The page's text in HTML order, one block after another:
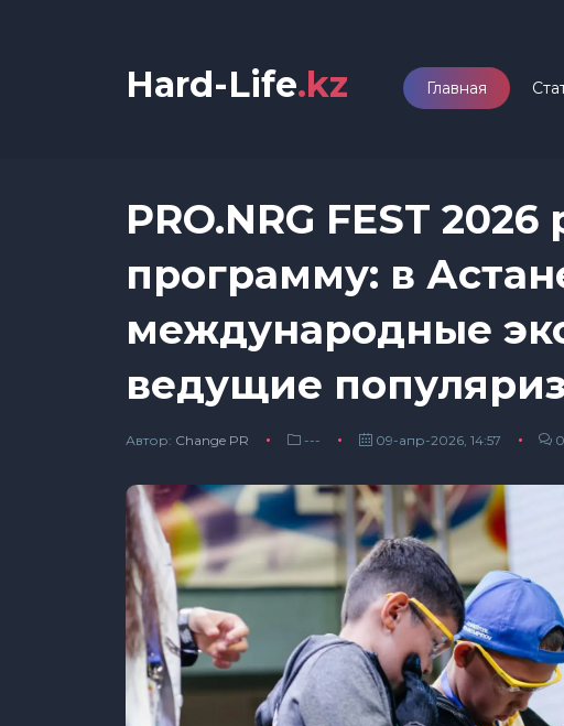
Hard-Life.kz Главная
PRO.NRG FEST
программу: в
международные
ведущие
Автор: Сhange PR --- 09-апр-2026, 14:57 0